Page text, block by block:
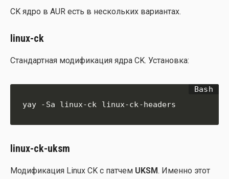
CK ядро в AUR есть в несколь­ких вари­ан­тах.
linux-ck
Стан­дарт­ная моди­фи­ка­ция ядра CK. Уста­нов­ка:
yay -Sa linux-ck linux-ck-headers
linux-ck-uksm
Моди­фи­ка­ция Linux CK с пат­чем UKSM. Имен­но этот